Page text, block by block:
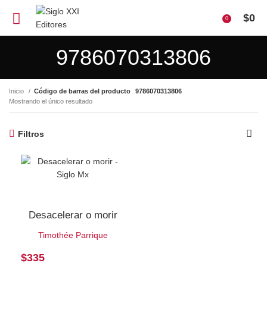
0 $0
9786070313806
Inicio Código de barras del producto
9786070313806
Mostrando el único resultado
Filtros
Desacelerar o morir
Timothée Parrique
$335